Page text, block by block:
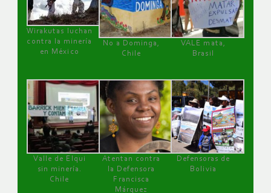
Wirakutas luchan
contra la minería
en México
No a Dominga,
Chile
VALE mata,
Brasil
Valle de Elqui
sin minería.
Chile
Atentan contra
la Defensora
Francisca
Márquez
Defensoras de
Bolivia